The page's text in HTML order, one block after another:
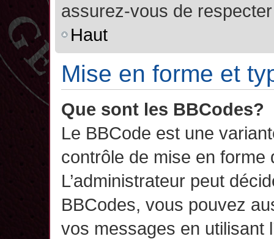
assurez-vous de
Haut
Mise en forme et
Que sont les BBCodes?
Le BBCode est une
contrôle de mise en forme
L’administrateur peut
BBCodes, vous pouvez
vos messages en utilisant